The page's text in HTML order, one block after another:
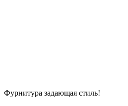
Фурнитура задающая стиль!